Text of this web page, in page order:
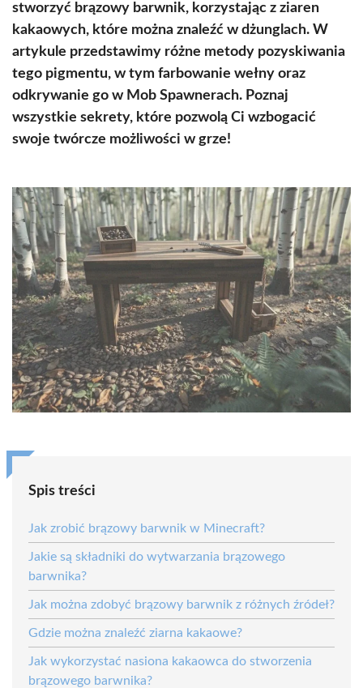
stworzyć brązowy barwnik, korzystając z ziaren
kakaowych, które można znaleźć w dżunglach. W
artykule przedstawimy różne metody pozyskiwania
tego pigmentu, w tym farbowanie wełny oraz
odkrywanie go w Mob Spawnerach. Poznaj
wszystkie sekrety, które pozwolą Ci wzbogacić
swoje twórcze możliwości w grze!
Spis treści
Jak zrobić brązowy barwnik w Minecraft?
Jakie są składniki do wytwarzania brązowego
barwnika?
Jak można zdobyć brązowy barwnik z różnych źródeł?
Gdzie można znaleźć ziarna kakaowe?
Jak wykorzystać nasiona kakaowca do stworzenia
brązowego barwnika?